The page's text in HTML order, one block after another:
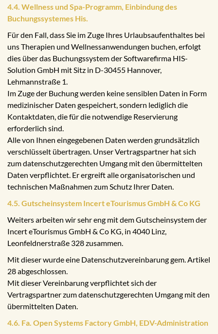
4.4. Wellness und Spa-Programm, Einbindung des
Buchungssystemes His.
Für den Fall, dass Sie im Zuge Ihres Urlaubsaufenthaltes bei
uns Therapien und Wellnessanwendungen buchen, erfolgt
dies über das Buchungssystem der Softwarefirma HIS-
Solution GmbH mit Sitz in D-30455 Hannover,
Lehmannstraße 1.
Im Zuge der Buchung werden keine sensiblen Daten in Form
medizinischer Daten gespeichert, sondern lediglich die
Kontaktdaten, die für die notwendige Reservierung
erforderlich sind.
Alle von Ihnen eingegebenen Daten werden grundsätzlich
verschlüsselt übertragen. Unser Vertragspartner hat sich
zum datenschutzgerechten Umgang mit den übermittelten
Daten verpflichtet. Er ergreift alle organisatorischen und
technischen Maßnahmen zum Schutz Ihrer Daten.
4.5. Gutscheinsystem Incert eTourismus GmbH & Co KG
Weiters arbeiten wir sehr eng mit dem Gutscheinsystem der
Incert eTourismus GmbH & Co KG, in 4040 Linz,
Leonfeldnerstraße 328 zusammen.
Mit dieser wurde eine Datenschutzvereinbarung gem. Artikel
28 abgeschlossen.
Mit dieser Vereinbarung verpflichtet sich der
Vertragspartner zum datenschutzgerechten Umgang mit den
übermittelten Daten.
4.6. Fa. Open Systems Factory GmbH, EDV-Administration